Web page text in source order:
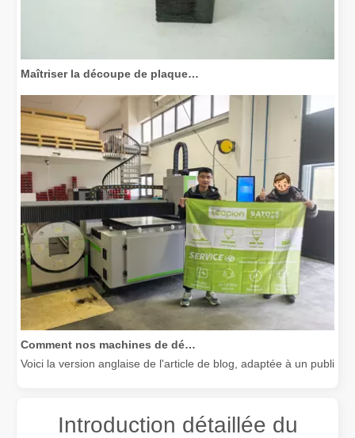
Voici la version anglaise de l'article de blog, adaptée à un public
Introduction détaillée du